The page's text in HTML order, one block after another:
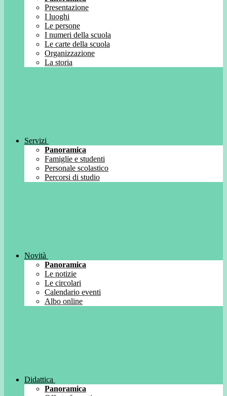
Presentazione
I luoghi
Le persone
I numeri della scuola
Le carte della scuola
Organizzazione
La storia
Servizi
Panoramica
Famiglie e studenti
Personale scolastico
Percorsi di studio
Novità
Panoramica
Le notizie
Le circolari
Calendario eventi
Albo online
Didattica
Panoramica